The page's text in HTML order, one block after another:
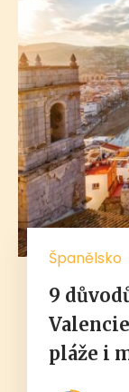
Španělsko
9
pláže i